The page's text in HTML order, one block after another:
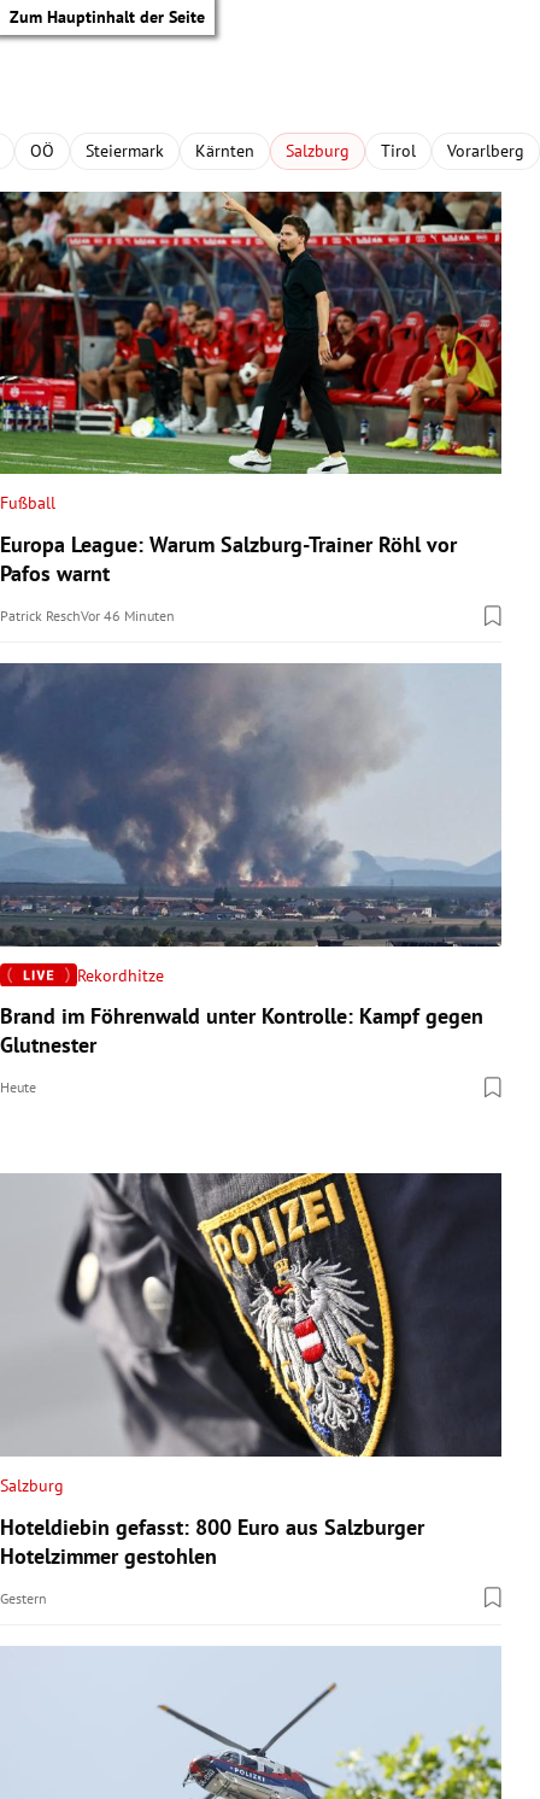
Zum Hauptinhalt der Seite
Untermenü
Untermenü
Untermenü
Untermenü
Untermenü
Untermenü
Untermenü
Untermenü
Untermenü
OÖ Steiermark Kärnten Salzburg Tirol Vorarlberg
Fußball
Europa League: Warum Salzburg-Trainer Röhl vor
Pafos warnt
Patrick ReschVor 46 Minuten
Rekordhitze
Brand im Föhrenwald unter Kontrolle: Kampf gegen
Glutnester
Heute
Salzburg
Hoteldiebin gefasst: 800 Euro aus Salzburger
Hotelzimmer gestohlen
Gestern